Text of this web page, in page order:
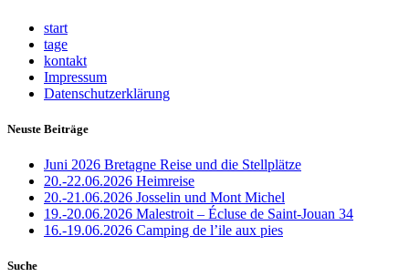
start
tage
kontakt
Impressum
Datenschutzerklärung
Neuste Beiträge
Juni 2026 Bretagne Reise und die Stellplätze
20.-22.06.2026 Heimreise
20.-21.06.2026 Josselin und Mont Michel
19.-20.06.2026 Malestroit – Écluse de Saint-Jouan 34
16.-19.06.2026 Camping de l’ile aux pies
Suche